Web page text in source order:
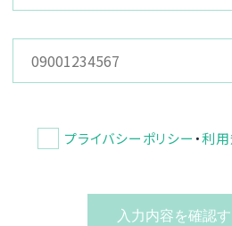
プライバシーポリシー・利
入力内容を確認